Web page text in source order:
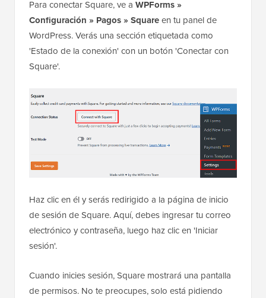
Para conectar Square, ve a WPForms »
Configuración » Pagos»Squareen tu panel de
WordPress. Verás una sección etiquetada como
'Estado de la conexión' con un botón 'Conectar con
Square'.
Haz clic en él y serás redirigido a la página de inicio
de sesión de Square. Aquí, debes ingresar tu correo
electrónico y contraseña, luego haz clic en 'Iniciar
sesión'.
Cuando inicies sesión, Square mostrará una pantalla
de permisos. No te preocupes, solo está pidiendo